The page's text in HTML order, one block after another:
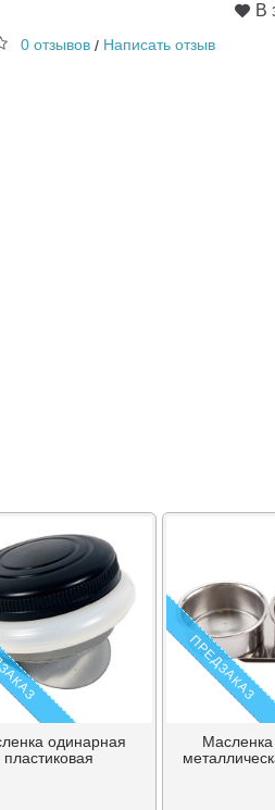
В
0 отзывов/ Написать отзыв
одинарная
пластиковая
ПРЕДЗАКАЗ